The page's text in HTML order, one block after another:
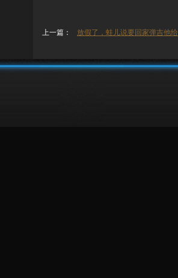
上一篇： 放假了，蛙儿说要回家弹吉他